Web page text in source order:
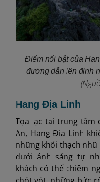
Điểm nổi bật của
đường dẫn lên đỉnh
Hang Địa Linh
Tọa lạc tại trung tâm
An, Hang Địa Linh
những khối thạch
dưới ánh sáng tự
khách có thể chiêm